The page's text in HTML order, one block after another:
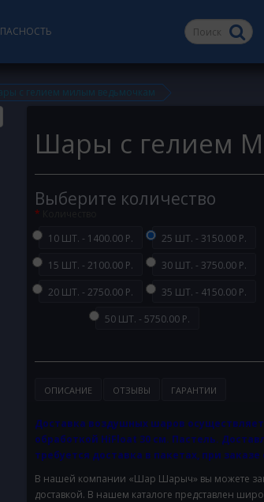
с гелием милым ведьмочкам
Шары с гелием
Выберите количество
10 ШТ. - 1400.00 Р.
15 ШТ. - 2100.00 Р.
20 ШТ. - 2750.00 Р.
25 ШТ. - 3150.00 Р.
30 ШТ. - 3750.00 Р.
35 ШТ. - 4150.00 Р.
50 ШТ. - 5750.00 Р.
ОПИСАНИЕ ОТЗЫВЫ ГАРАНТИИ
Доставка воздушных шаров
обработкой HiFloat 30 см. Пастель.
требуется доставка в пакетах, при
В нашей компании «Шар Шарыч» вы можете
доставкой. В нашем каталоге представлен